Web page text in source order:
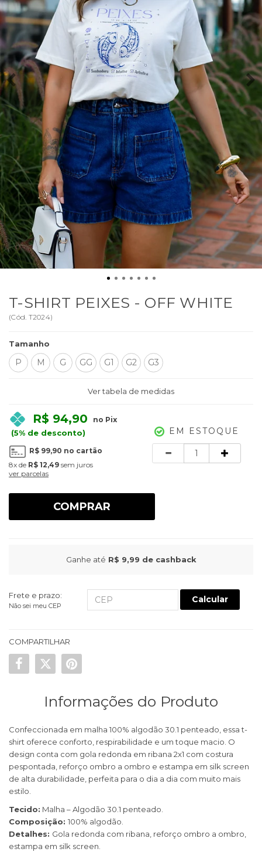
T-SHIRT PEIXES - OFF WHITE
(Cód. T2024)
Tamanho
P M G GG G1 G2 G3
Ver tabela de medidas
R$ 94,90 no Pix
(5% de desconto)
R$ 99,90 no cartão
8x de R$ 12,49 sem juros
ver parcelas
EM ESTOQUE
COMPRAR
Ganhe até R$ 9,99 de cashback
Frete e prazo:
Não sei meu CEP
Calcular
COMPARTILHAR
Informações do Produto
Confeccionada em malha 100% algodão 30.1 penteado, essa t-
shirt oferece conforto, respirabilidade e um toque macio. O
design conta com gola redonda em ribana 2x1 com costura
pespontada, reforço ombro a ombro e estampa em silk screen
de alta durabilidade, perfeita para o dia a dia com muito mais
estilo.
Tecido: Malha – Algodão 30.1 penteado.
Composição: 100% algodão.
Detalhes: Gola redonda com ribana, reforço ombro a ombro,
estampa em silk screen.